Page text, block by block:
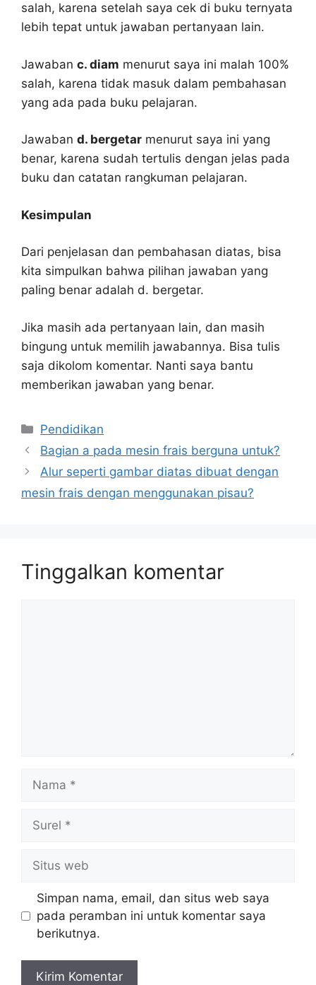
salah, karena setelah saya cek di buku ternyata
lebih tepat untuk jawaban pertanyaan lain.
Jawaban c. diam menurut saya ini malah 100%
salah, karena tidak masuk dalam pembahasan
yang ada pada buku pelajaran.
Jawaban d. bergetar menurut saya ini yang
benar, karena sudah tertulis dengan jelas pada
buku dan catatan rangkuman pelajaran.
Kesimpulan
Dari penjelasan dan pembahasan diatas, bisa
kita simpulkan bahwa pilihan jawaban yang
paling benar adalah d. bergetar.
Jika masih ada pertanyaan lain, dan masih
bingung untuk memilih jawabannya. Bisa tulis
saja dikolom komentar. Nanti saya bantu
memberikan jawaban yang benar.
Kategori
Pendidikan
Bagian a pada mesin frais berguna untuk?
Alur seperti gambar diatas dibuat dengan
mesin frais dengan menggunakan pisau?
Tinggalkan komentar
web
Simpan nama, email, dan situs web saya
pada peramban ini untuk komentar saya
berikutnya.